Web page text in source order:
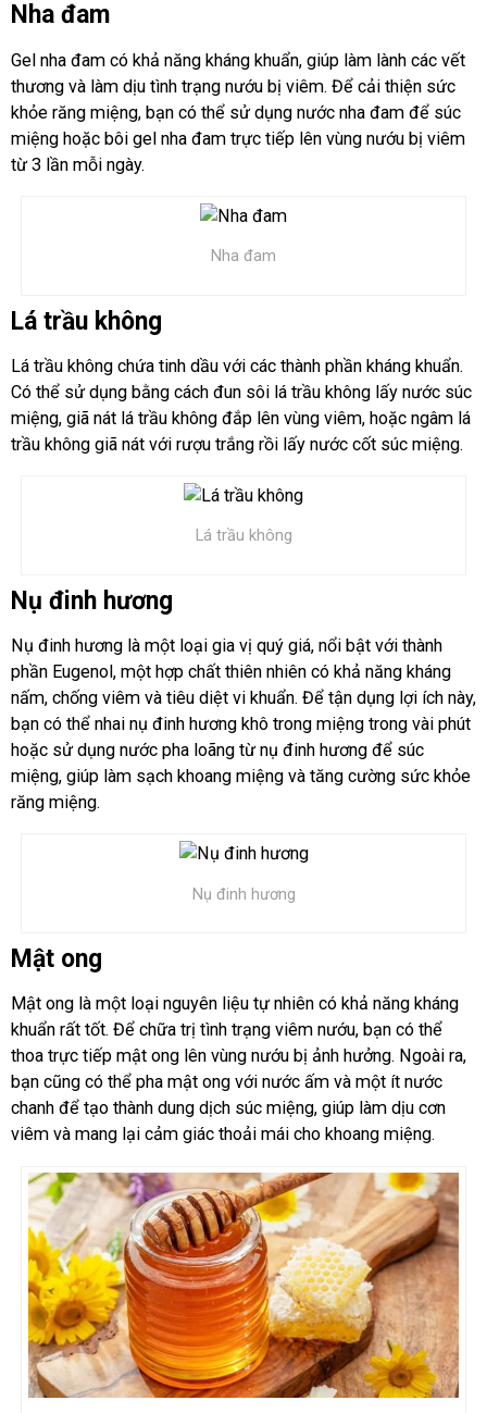
Nha đam
Gel nha đam có khả năng kháng khuẩn, giúp làm lành các vết
thương và làm dịu tình trạng nướu bị viêm. Để cải thiện sức
khỏe răng miệng, bạn có thể sử dụng nước nha đam để súc
miệng hoặc bôi gel nha đam trực tiếp lên vùng nướu bị viêm
từ 3 lần mỗi ngày.
Nha đam
Lá trầu không
Lá trầu không chứa tinh dầu với các thành phần kháng khuẩn.
Có thể sử dụng bằng cách đun sôi lá trầu không lấy nước súc
miệng, giã nát lá trầu không đắp lên vùng viêm, hoặc ngâm lá
trầu không giã nát với rượu trắng rồi lấy nước cốt súc miệng.
Lá trầu không
Nụ đinh hương
Nụ đinh hương là một loại gia vị quý giá, nổi bật với thành
phần Eugenol, một hợp chất thiên nhiên có khả năng kháng
nấm, chống viêm và tiêu diệt vi khuẩn. Để tận dụng lợi ích này,
bạn có thể nhai nụ đinh hương khô trong miệng trong vài phút
hoặc sử dụng nước pha loãng từ nụ đinh hương để súc
miệng, giúp làm sạch khoang miệng và tăng cường sức khỏe
răng miệng.
Nụ đinh hương
Mật ong
Mật ong là một loại nguyên liệu tự nhiên có khả năng kháng
khuẩn rất tốt. Để chữa trị tình trạng viêm nướu, bạn có thể
thoa trực tiếp mật ong lên vùng nướu bị ảnh hưởng. Ngoài ra,
bạn cũng có thể pha mật ong với nước ấm và một ít nước
chanh để tạo thành dung dịch súc miệng, giúp làm dịu cơn
viêm và mang lại cảm giác thoải mái cho khoang miệng.